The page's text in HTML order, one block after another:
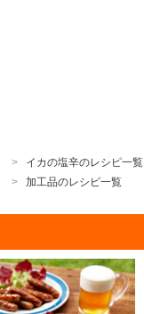
イカの塩辛のレシピ一覧
加工品のレシピ一覧